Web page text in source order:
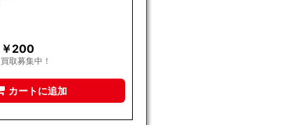
￥200
買取募集中！
カートに追加